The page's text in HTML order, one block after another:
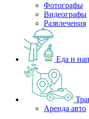
Фотографы
Видеографы
Развлечения
Еда и
Аренда авто